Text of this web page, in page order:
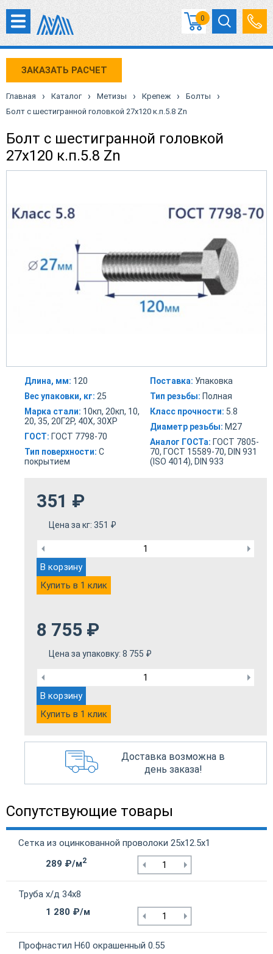
0
ЗАКАЗАТЬ РАСЧЕТ
Главная › Каталог › Метизы › Крепеж › Болты ›
Болт с шестигранной головкой 27х120 к.п.5.8 Zn
Болт с шестигранной головкой
27х120 к.п.5.8 Zn
Длина, мм: 120
Вес упаковки, кг: 25
Марка стали: 10кп, 20кп, 10,
20, 35, 20Г2Р, 40Х, 30ХР
ГОСТ: ГОСТ 7798-70
Тип поверхности: С
покрытием
Поставка: Упаковка
Тип резьбы: Полная
Класс прочности: 5.8
Диаметр резьбы: М27
Аналог ГОСТа: ГОСТ 7805-
70, ГОСТ 15589-70, DIN 931
(ISO 4014), DIN 933
351 ₽
Цена за кг: 351 ₽
В корзину
Купить в 1 клик
8 755 ₽
Цена за упаковку: 8 755 ₽
В корзину
Купить в 1 клик
Доставка возможна в
день заказа!
Сопутствующие товары
Сетка из оцинкованной проволоки 25х12.5х1
289 ₽/м2
Труба х/д 34х8
1 280 ₽/м
Профнастил Н60 окрашенный 0.55